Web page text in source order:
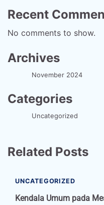
Recent
No comments to show.
Archives
November 2024
Categories
Uncategorized
Related Posts
UNCATEGORIZED
Kendala Umum pada